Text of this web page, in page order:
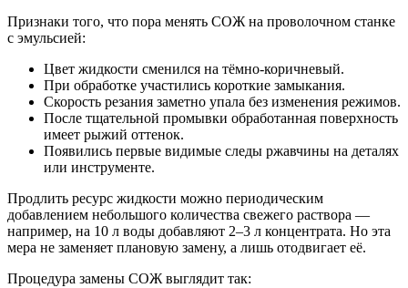
Признаки того, что пора менять СОЖ на проволочном станке
с эмульсией:
Цвет жидкости сменился на тёмно-коричневый.
При обработке участились короткие замыкания.
Скорость резания заметно упала без изменения режимов.
После тщательной промывки обработанная поверхность
имеет рыжий оттенок.
Появились первые видимые следы ржавчины на деталях
или инструменте.
Продлить ресурс жидкости можно периодическим
добавлением небольшого количества свежего раствора —
например, на 10 л воды добавляют 2–3 л концентрата. Но эта
мера не заменяет плановую замену, а лишь отодвигает её.
Процедура замены СОЖ выглядит так: